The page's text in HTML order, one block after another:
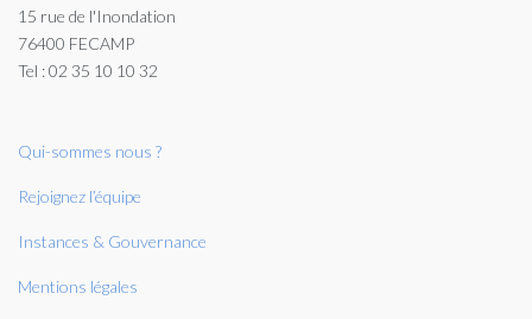
15 rue de l'Inondation
76400 FECAMP
Tel : 02 35 10 10 32
Qui-sommes nous ?
Rejoignez l’équipe
Instances & Gouvernance
Mentions légales